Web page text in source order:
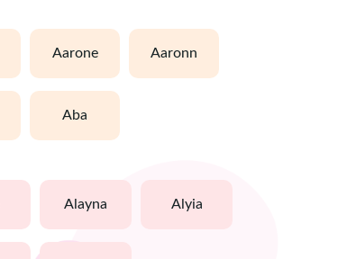
aarone aaronn
aba
alayna alyia